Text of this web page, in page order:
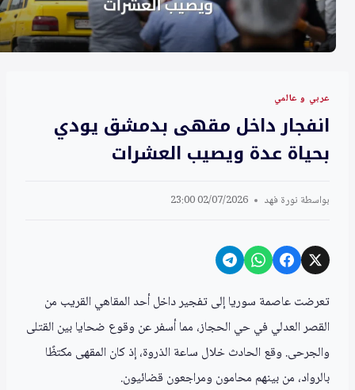
عربي و عالمي
انفجار داخل مقهى بدمشق يودي
بحياة عدة ويصيب العشرات
بواسطة نورة فهد 02/07/2026 23:00
تعرضت عاصمة سوريا إلى تفجير داخل أحد المقاهي القريب من
القصر العدلي في حي الحجاز، مما أسفر عن وقوع ضحايا بين القتلى
والجرحى. وقع الحادث خلال ساعة الذروة، إذ كان المقهى مكتظًا
بالرواد، من بينهم محامون ومراجعون قضائيون.